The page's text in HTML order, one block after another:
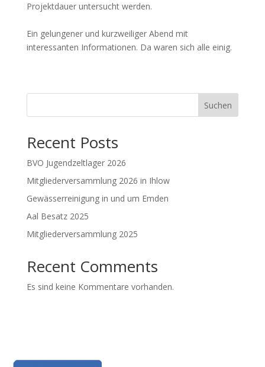
Projektdauer untersucht werden.
Ein gelungener und kurzweiliger Abend mit
interessanten Informationen. Da waren sich alle einig.
Suchen
Recent Posts
BVO Jugendzeltlager 2026
Mitgliederversammlung 2026 in Ihlow
Gewässerreinigung in und um Emden
Aal Besatz 2025
Mitgliederversammlung 2025
Recent Comments
Es sind keine Kommentare vorhanden.